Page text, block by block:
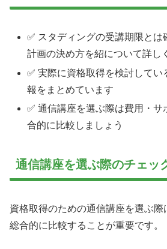
✅ スタディングの受講期限とは
計画の決め方を紹について詳し
✅ 実際に資格取得を検討してい
報をまとめています
✅ 通信講座を選ぶ際は費用・サ
合的に比較しましょう
通信講座を選ぶ際のチェッ
資格取得のための通信講座を選ぶ
総合的に比較することが重要です。